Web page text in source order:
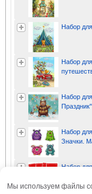
Набор
Набор
Набор
Праздник"
Набор
Значки.
Набор
Мы используем файлы